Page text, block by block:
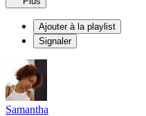
Ajouter à la playlist
Signaler
Samantha